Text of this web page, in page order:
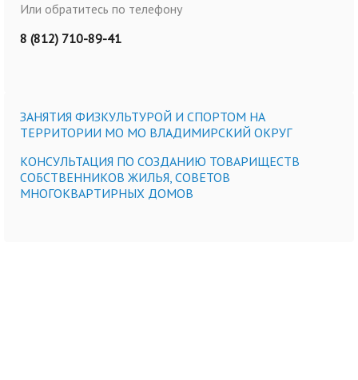
Или обратитесь по телефону
8 (812) 710-89-41
ЗАНЯТИЯ ФИЗКУЛЬТУРОЙ И СПОРТОМ НА
ТЕРРИТОРИИ МО МО ВЛАДИМИРСКИЙ ОКРУГ
КОНСУЛЬТАЦИЯ ПО СОЗДАНИЮ ТОВАРИЩЕСТВ
СОБСТВЕННИКОВ ЖИЛЬЯ, СОВЕТОВ
МНОГОКВАРТИРНЫХ ДОМОВ